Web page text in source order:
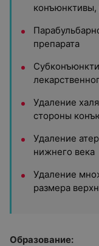
препарата
Удаление
стороны
Удаление
нижнего века
Удаление
размера
Образование: